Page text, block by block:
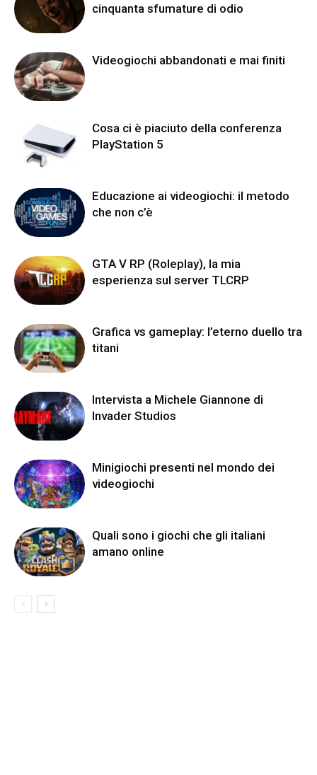
cinquanta sfumature di odio
Videogiochi abbandonati e mai finiti
Cosa ci è piaciuto della conferenza
PlayStation 5
Educazione ai videogiochi: il metodo
che non c’è
GTA V RP (Roleplay), la mia
esperienza sul server TLCRP
Grafica vs gameplay: l’eterno duello tra
titani
Intervista a Michele Giannone di
Invader Studios
Minigiochi presenti nel mondo dei
videogiochi
Quali sono i giochi che gli italiani
amano online